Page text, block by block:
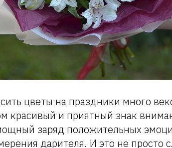
цветы на праздники много
красивый и приятный знак
заряд положительных
дарителя. И это не просто